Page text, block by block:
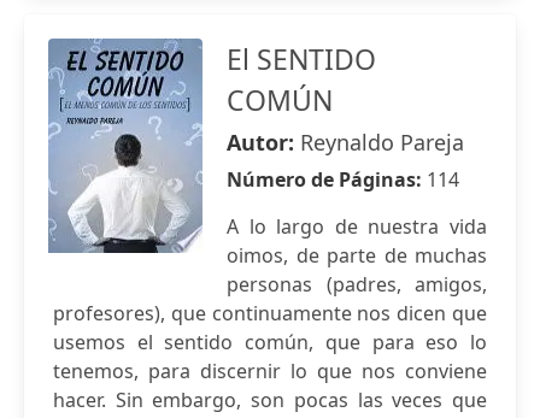
El SENTIDO
COMÚN
Autor: Reynaldo Pareja
Número de Páginas: 114
A lo largo de nuestra vida
oimos, de parte de muchas
personas (padres, amigos,
profesores), que continuamente nos dicen que
usemos el sentido común, que para eso lo
tenemos, para discernir lo que nos conviene
hacer. Sin embargo, son pocas las veces que